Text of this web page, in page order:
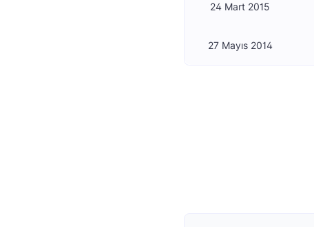
24 Mart 2015
27 Mayıs 2014